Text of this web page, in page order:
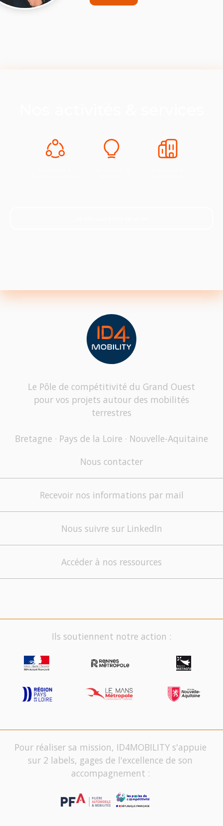
Le Pôle de compétitivité du Grand Ouest
pour vos projets autour des mobilités
terrestres
Bretagne · Pays de la Loire · Nouvelle-Aquitaine
Nous contacter
Recevoir nos informations par mail
Nous suivre sur LinkedIn
Accéder à nos ressources
Ils soutiennent notre action :
Pour réaliser sa mission, ID4MOBILITY s'appuie
sur 2 labels, gages de l'excellence de son
accompagnement :